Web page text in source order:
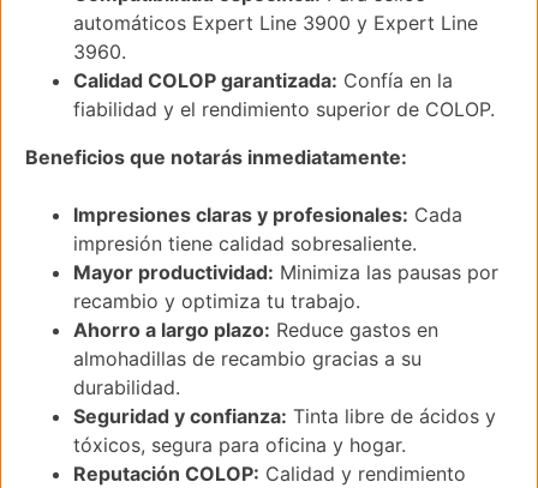
automáticos Expert Line 3900 y Expert Line
3960.
Calidad COLOP garantizada: Confía en la
fiabilidad y el rendimiento superior de COLOP.
Beneficios que notarás inmediatamente:
Impresiones claras y profesionales: Cada
impresión tiene calidad sobresaliente.
Mayor productividad: Minimiza las pausas por
recambio y optimiza tu trabajo.
Ahorro a largo plazo: Reduce gastos en
almohadillas de recambio gracias a su
durabilidad.
Seguridad y confianza: Tinta libre de ácidos y
tóxicos, segura para oficina y hogar.
Reputación COLOP: Calidad y rendimiento